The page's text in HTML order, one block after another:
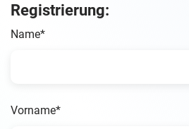
Registrierung:
Name*
Vorname*